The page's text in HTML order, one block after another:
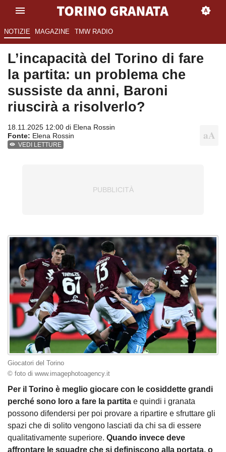
NOTIZIE MAGAZINE TMW RADIO
L’incapacità del Torino di fare
la partita: un problema che
sussiste da anni, Baroni
riuscirà a risolverlo?
18.11.2025 12:00 di Elena Rossin
Fonte: Elena Rossin
VEDI LETTURE
Giocatori del Torino
© foto di www.imagephotoagency.it
Per il Torino è meglio giocare con le cosiddette grandi
perché sono loro a fare la partita e quindi i granata
possono difendersi per poi provare a ripartire e sfruttare gli
spazi che di solito vengono lasciati da chi sa di essere
qualitativamente superiore. Quando invece deve
affrontare le squadre che si definiscono alla portata, o